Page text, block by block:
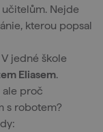
Nejde
kterou popsal
jedné škole
Eliasem.
ale proč
s robotem?